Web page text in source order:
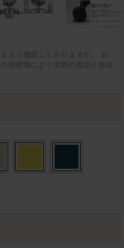
よう徹底しておりますが、 お
照明等により実際の商品と色味